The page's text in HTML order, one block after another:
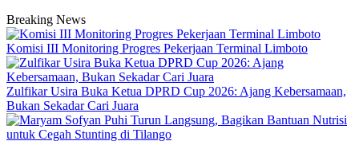
Breaking News
Komisi III Monitoring Progres Pekerjaan Terminal Limboto
Zulfikar Usira Buka Ketua DPRD Cup 2026: Ajang Kebersamaan,
Bukan Sekadar Cari Juara